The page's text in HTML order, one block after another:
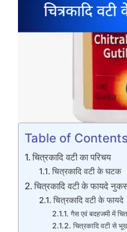
Table of Contents
चित्रकादि वटी का परिचय
चित्रकादि वटी के घटक
चित्रकादि वटी के फायदे
चित्रकादि वटी के फायदे
गैस एवं बदहजमी में
चित्रकादि वटी से